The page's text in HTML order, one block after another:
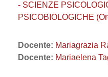
- SCIENZE
PSICOBIOLOGICHE
Docente: Mariagrazia
Docente: Mariaelena